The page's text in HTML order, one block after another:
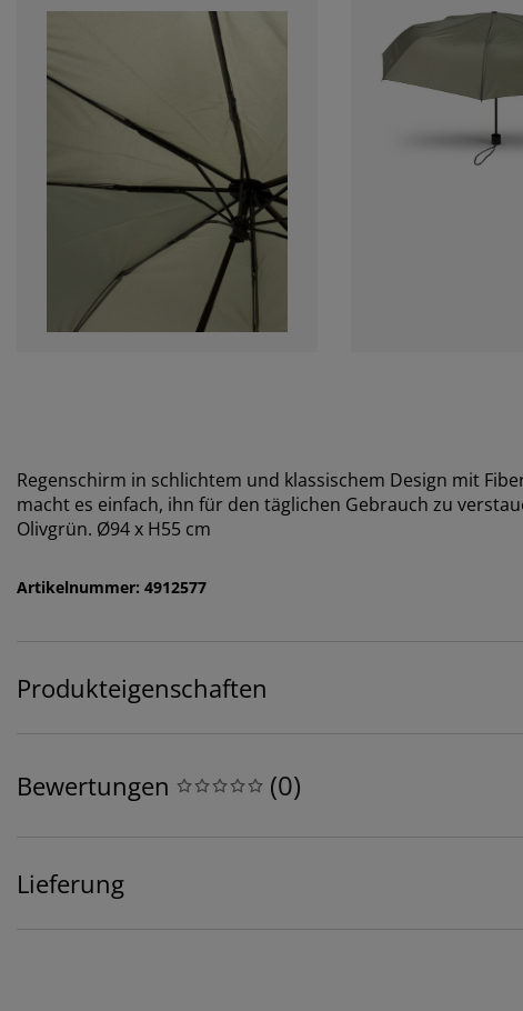
Regenschirm in schlichtem und klassischem Design mit
macht es einfach, ihn für den täglichen Gebrauch zu
Olivgrün. Ø94 x H55 cm
Artikelnummer: 4912577
Produkteigenschaften
Bewertungen (0)
Lieferung